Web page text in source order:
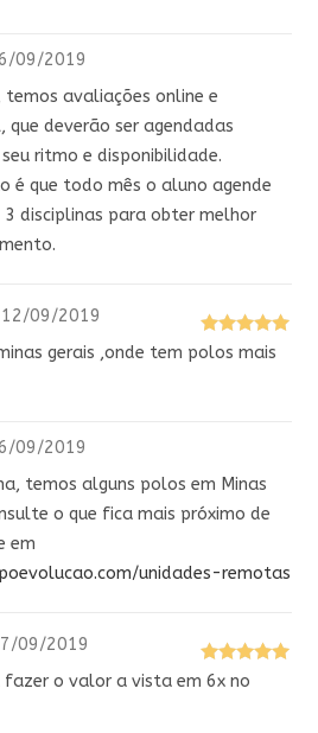
09/2019
temos avaliações online e
que deverão ser agendadas
ritmo e disponibilidade.
é que todo mês o aluno agende
3 disciplinas para obter melhor
Avaliação5
12/09/2019
gerais ,onde tem polos mais
09/2019
temos alguns polos em Minas
o que fica mais próximo de
em
unidades-remotas
Avaliação
09/2019
fazer o valor a vista em 6x no